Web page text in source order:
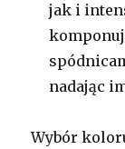
jak i
nadając
Wybór